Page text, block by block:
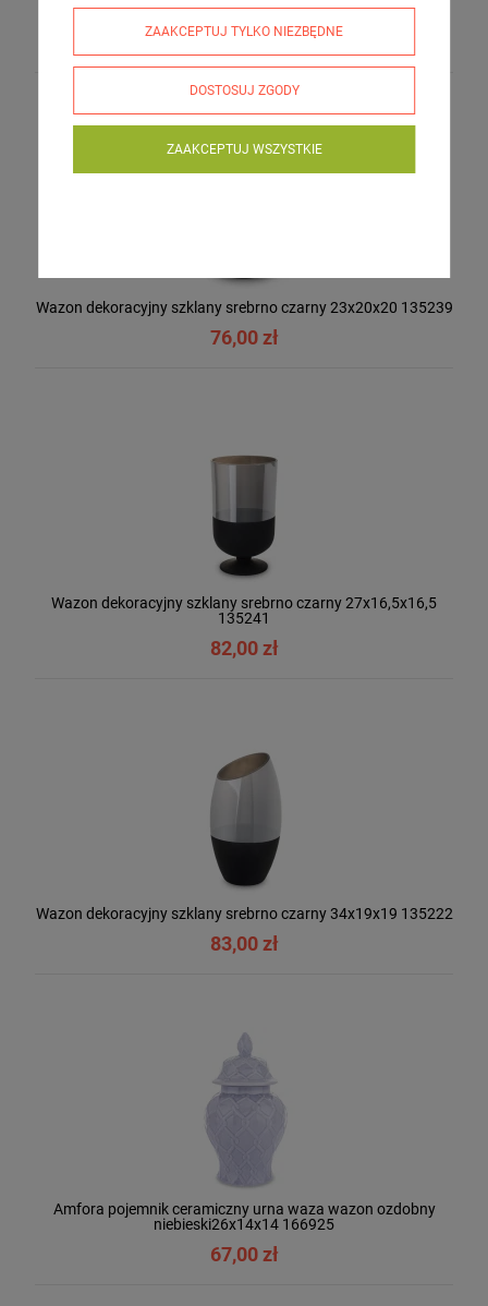
135221
59,00 zł
Wazon dekoracyjny szklany srebrno czarny 23x20x20 135239
76,00 zł
Wazon dekoracyjny szklany srebrno czarny 27x16,5x16,5
135241
82,00 zł
Wazon dekoracyjny szklany srebrno czarny 34x19x19 135222
83,00 zł
Amfora pojemnik ceramiczny urna waza wazon ozdobny
niebieski26x14x14 166925
67,00 zł
ZAAKCEPTUJ TYLKO NIEZBĘDNE
DOSTOSUJ ZGODY
ZAAKCEPTUJ WSZYSTKIE